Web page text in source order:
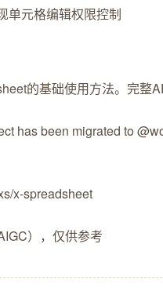
单元格编辑权限控制
的基础使用方法。完
has been migrated to
x-spreadsheet
），仅供参考